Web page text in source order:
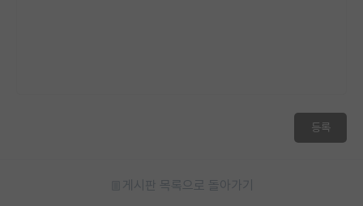
등록
게시판 목록으로 돌아가기